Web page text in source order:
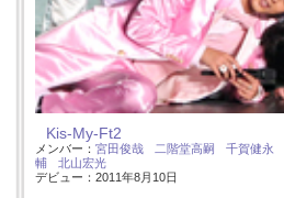
Kis-My-Ft2
メンバー： 宮田俊哉 二階堂高嗣 千賀健永
輔
北山宏光
デビュー：2011年8月10日